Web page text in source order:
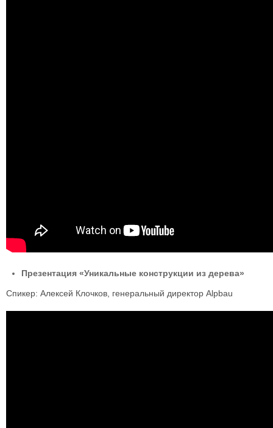
Презентация «Уникальные конструкции из дерева»
Спикер: Алексей Клочков, генеральный директор Alpbau